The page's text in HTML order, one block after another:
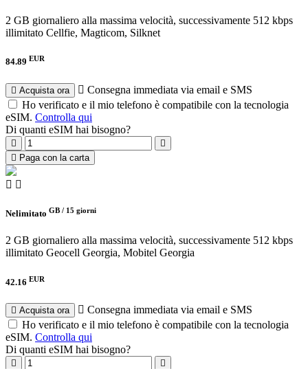
2 GB giornaliero alla massima velocità, successivamente 512 kbps
illimitato Cellfie, Magticom, Silknet
84.89 EUR
Acquista ora
Consegna immediata via email e SMS
Ho verificato e il mio telefono è compatibile con la tecnologia
eSIM. Controlla qui
Di quanti eSIM hai bisogno?
Paga con la carta
Nelimitato GB / 15 giorni
2 GB giornaliero alla massima velocità, successivamente 512 kbps
illimitato Geocell Georgia, Mobitel Georgia
42.16 EUR
Acquista ora
Consegna immediata via email e SMS
Ho verificato e il mio telefono è compatibile con la tecnologia
eSIM. Controlla qui
Di quanti eSIM hai bisogno?